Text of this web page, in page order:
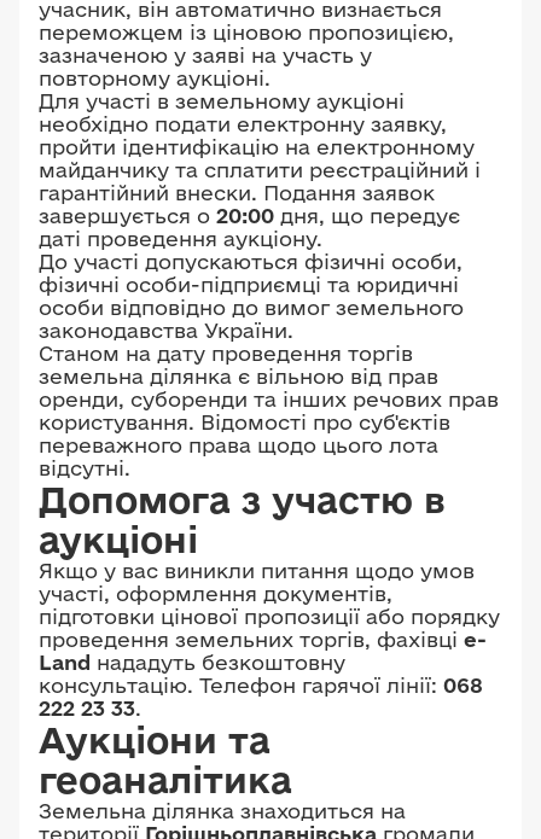
учасник, він автоматично визнається
переможцем із ціновою пропозицією,
зазначеною у заяві на участь у
повторному аукціоні.
Для участі в земельному аукціоні
необхідно подати електронну заявку,
пройти ідентифікацію на електронному
майданчику та сплатити реєстраційний і
гарантійний внески. Подання заявок
завершується о 20:00 дня, що передує
даті проведення аукціону.
До участі допускаються фізичні особи,
фізичні особи-підприємці та юридичні
особи відповідно до вимог земельного
законодавства України.
Станом на дату проведення торгів
земельна ділянка є вільною від прав
оренди, суборенди та інших речових прав
користування. Відомості про суб'єктів
переважного права щодо цього лота
відсутні.
Допомога з участю в
аукціоні
Якщо у вас виникли питання щодо умов
участі, оформлення документів,
підготовки цінової пропозиції або порядку
проведення земельних торгів, фахівці e-
Land нададуть безкоштовну
консультацію. Телефон гарячої лінії: 068
222 23 33.
Аукціони та
геоаналітика
Земельна ділянка знаходиться на
території Горішньоплавнівська громади